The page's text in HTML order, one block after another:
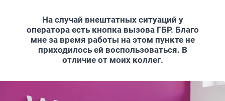
На случай внештатных ситуаций у
оператора есть кнопка вызова ГБР. Благо
мне за время работы на этом пункте не
приходилось ей воспользоваться. В
отличие от моих коллег.